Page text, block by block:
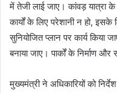
में तेजी लाई जाए। कांवड़ यात्रा
कार्यों के लिए परेशानी न हो, इसके
सुनियोजित प्लान पर कार्य किया
बनाया जाए। पार्कों के निर्माण और
मुख्यमंत्री ने अधिकारियों को